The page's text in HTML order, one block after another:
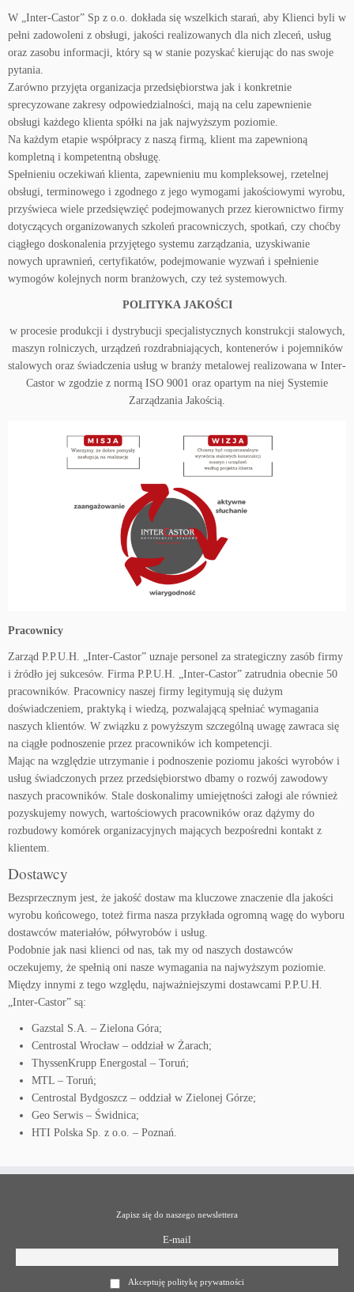
W „Inter-Castor” Sp z o.o. dokłada się wszelkich starań, aby Klienci byli w
pełni zadowoleni z obsługi, jakości realizowanych dla nich zleceń, usług
oraz zasobu informacji, który są w stanie pozyskać kierując do nas swoje
pytania.
Zarówno przyjęta organizacja przedsiębiorstwa jak i konkretnie
sprecyzowane zakresy odpowiedzialności, mają na celu zapewnienie
obsługi każdego klienta spółki na jak najwyższym poziomie.
Na każdym etapie współpracy z naszą firmą, klient ma zapewnioną
kompletną i kompetentną obsługę.
Spełnieniu oczekiwań klienta, zapewnieniu mu kompleksowej, rzetelnej
obsługi, terminowego i zgodnego z jego wymogami jakościowymi wyrobu,
przyświeca wiele przedsięwzięć podejmowanych przez kierownictwo firmy
dotyczących organizowanych szkoleń pracowniczych, spotkań, czy choćby
ciągłego doskonalenia przyjętego systemu zarządzania, uzyskiwanie
nowych uprawnień, certyfikatów, podejmowanie wyzwań i spełnienie
wymogów kolejnych norm branżowych, czy też systemowych.
POLITYKA JAKOŚCI
w procesie produkcji i dystrybucji specjalistycznych konstrukcji stalowych,
maszyn rolniczych, urządzeń rozdrabniających, kontenerów i pojemników
stalowych oraz świadczenia usług w branży metalowej realizowana w Inter-
Castor w zgodzie z normą ISO 9001 oraz opartym na niej Systemie
Zarządzania Jakością.
Pracownicy
Zarząd P.P.U.H. „Inter-Castor” uznaje personel za strategiczny zasób firmy
i źródło jej sukcesów. Firma P.P.U.H. „Inter-Castor” zatrudnia obecnie 50
pracowników. Pracownicy naszej firmy legitymują się dużym
doświadczeniem, praktyką i wiedzą, pozwalającą spełniać wymagania
naszych klientów. W związku z powyższym szczególną uwagę zawraca się
na ciągłe podnoszenie przez pracowników ich kompetencji.
Mając na względzie utrzymanie i podnoszenie poziomu jakości wyrobów i
usług świadczonych przez przedsiębiorstwo dbamy o rozwój zawodowy
naszych pracowników. Stale doskonalimy umiejętności załogi ale również
pozyskujemy nowych, wartościowych pracowników oraz dążymy do
rozbudowy komórek organizacyjnych mających bezpośredni kontakt z
klientem.
Dostawcy
Bezsprzecznym jest, że jakość dostaw ma kluczowe znaczenie dla jakości
wyrobu końcowego, toteż firma nasza przykłada ogromną wagę do wyboru
dostawców materiałów, półwyrobów i usług.
Podobnie jak nasi klienci od nas, tak my od naszych dostawców
oczekujemy, że spełnią oni nasze wymagania na najwyższym poziomie.
Między innymi z tego względu, najważniejszymi dostawcami P.P.U.H.
„Inter-Castor” są:
Gazstal S.A. – Zielona Góra;
Centrostal Wrocław – oddział w Żarach;
ThyssenKrupp Energostal – Toruń;
MTL – Toruń;
Centrostal Bydgoszcz – oddział w Zielonej Górze;
Geo Serwis – Świdnica;
HTI Polska Sp. z o.o. – Poznań.
Zapisz się do naszego newslettera
E-mail
Akceptuję politykę prywatności